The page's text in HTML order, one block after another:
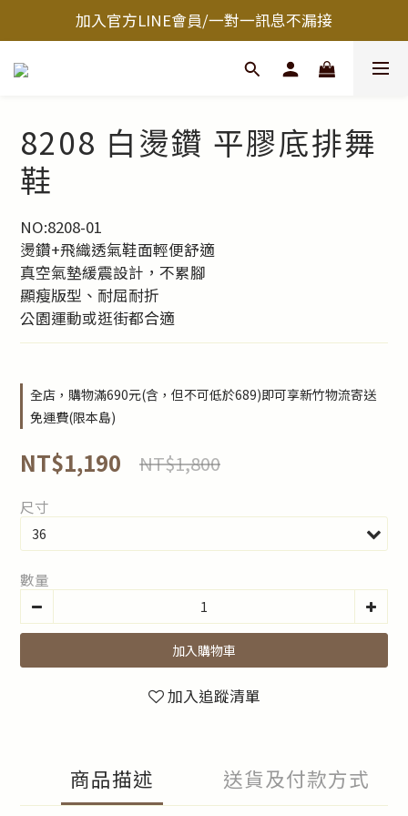
加入官方LINE會員/一對一訊息不漏接
8208 白燙鑽 平膠底排舞
鞋
NO:8208-01
燙鑽+飛織透氣鞋面輕便舒適
真空氣墊緩震設計，不累腳
顯瘦版型、耐屈耐折
公園運動或逛街都合適
全店，購物滿690元(含，但不可低於689)即可享新竹物流寄送
免運費(限本島)
NT$1,190 NT$1,800
尺寸
數量
加入購物車
加入追蹤清單
商品描述 送貨及付款方式